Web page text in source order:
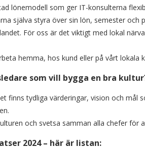
lönemodell som ger IT-konsulterna
själva styra över sin lön, semester och
För oss är det viktigt med lokal
hemma, hos kund eller på vårt lokala
som vill bygga en bra
finns tydliga värderingar, vision och mål
och svetsa samman alla chefer för
2024 – här är listan: